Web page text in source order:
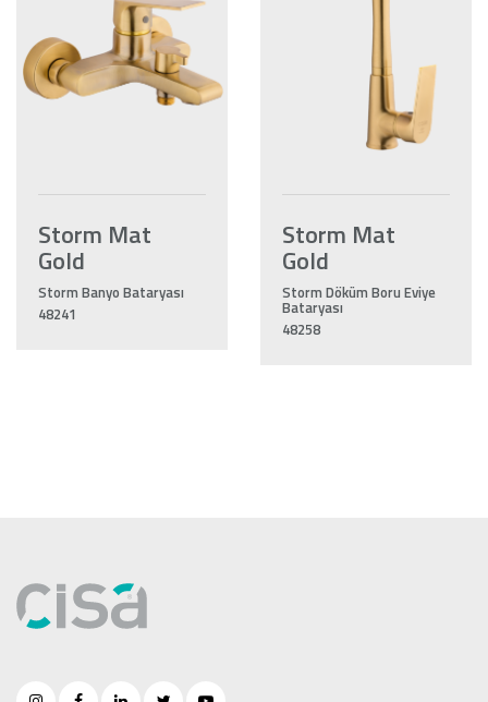
Storm Mat
Gold
Storm Banyo Bataryası
48241
Storm Mat
Gold
Storm Döküm Boru Eviye
Bataryası
48258